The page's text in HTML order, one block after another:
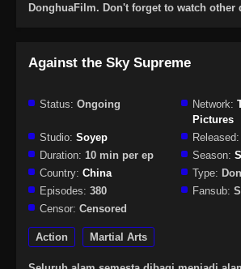
DonghuaFilm. Don't forget to watch other
Against the Sky Supreme
Status: Ongoing Network:
Pictures
Studio: Soyep Released:
Duration: 10 min per ep Season:
Country: China Type:
Episodes: 380 Fansub:
Censor: Censored
Action Martial Arts